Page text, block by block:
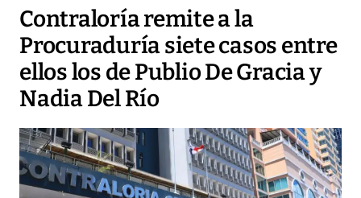
Contraloría remite a la
Procuraduría siete casos entre
ellos los de Publio De Gracia y
Nadia Del Río